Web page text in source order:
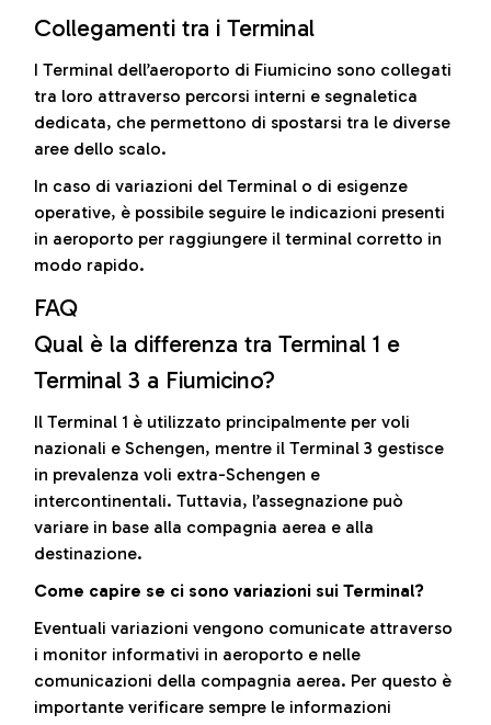
Collegamenti tra i Terminal
I Terminal dell’aeroporto di Fiumicino sono collegati
tra loro attraverso percorsi interni e segnaletica
dedicata, che permettono di spostarsi tra le diverse
aree dello scalo.
In caso di variazioni del Terminal o di esigenze
operative, è possibile seguire le indicazioni presenti
in aeroporto per raggiungere il terminal corretto in
modo rapido.
FAQ
Qual è la differenza tra Terminal 1 e
Terminal 3 a Fiumicino?
Il Terminal 1 è utilizzato principalmente per voli
nazionali e Schengen, mentre il Terminal 3 gestisce
in prevalenza voli extra-Schengen e
intercontinentali. Tuttavia, l’assegnazione può
variare in base alla compagnia aerea e alla
destinazione.
Come capire se ci sono variazioni sui Terminal?
Eventuali variazioni vengono comunicate attraverso
i monitor informativi in aeroporto e nelle
comunicazioni della compagnia aerea. Per questo è
importante verificare sempre le informazioni